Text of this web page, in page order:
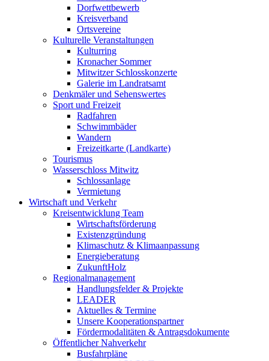
Dorfwettbewerb
Kreisverband
Ortsvereine
Kulturelle Veranstaltungen
Kulturring
Kronacher Sommer
Mitwitzer Schlosskonzerte
Galerie im Landratsamt
Denkmäler und Sehenswertes
Sport und Freizeit
Radfahren
Schwimmbäder
Wandern
Freizeitkarte (Landkarte)
Tourismus
Wasserschloss Mitwitz
Schlossanlage
Vermietung
Wirtschaft und Verkehr
Kreisentwicklung Team
Wirtschaftsförderung
Existenzgründung
Klimaschutz & Klimaanpassung
Energieberatung
ZukunftHolz
Regionalmanagement
Handlungsfelder & Projekte
LEADER
Aktuelles & Termine
Unsere Kooperationspartner
Fördermodalitäten & Antragsdokumente
Öffentlicher Nahverkehr
Busfahrpläne